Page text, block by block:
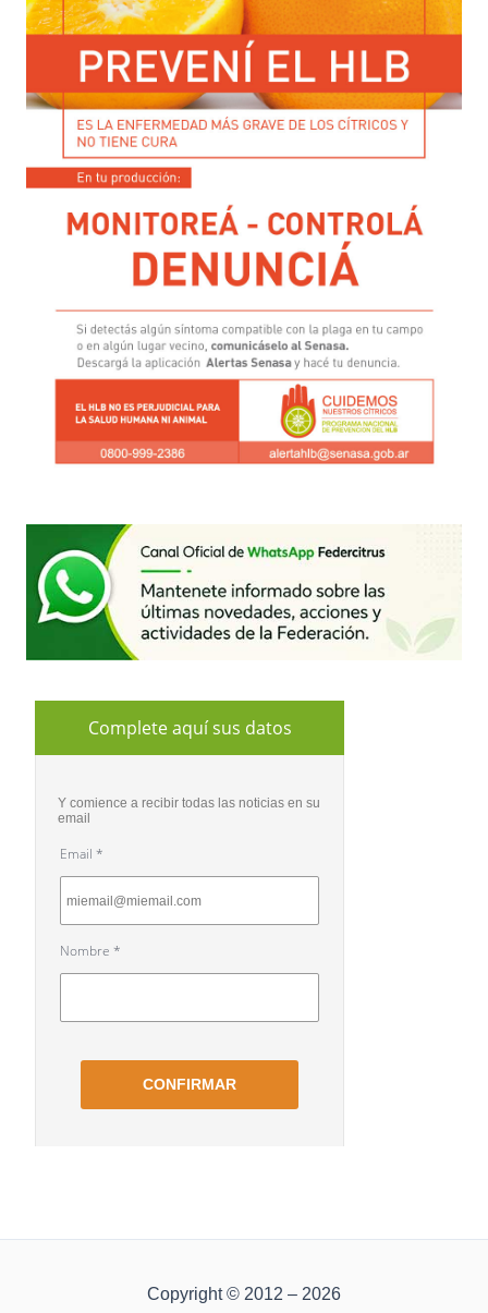
Copyright © 2012 – 2026